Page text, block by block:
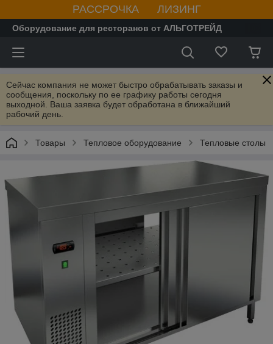
РАССРОЧКА ЛИЗИНГ
Оборудование для ресторанов от АЛЬГОТРЕЙД
Сейчас компания не может быстро обрабатывать заказы и
сообщения, поскольку по ее графику работы сегодня
выходной. Ваша заявка будет обработана в ближайший
рабочий день.
Товары Тепловое оборудование Тепловые столы